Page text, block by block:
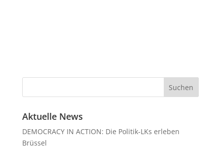
Aktuelle News
DEMOCRACY IN ACTION: Die Politik-LKs erleben
Brüssel